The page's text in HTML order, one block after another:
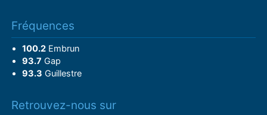
Fréquences
100.2Embrun
93.7 Gap
93.3 Guillestre
Retrouvez-nous sur